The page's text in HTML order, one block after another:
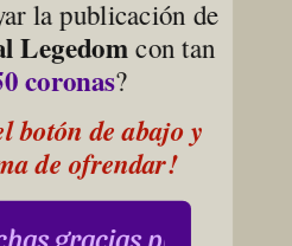
la publicación de
Legedom con tan
coronas?
botón de abajo y
de ofrendar!
gracias por su